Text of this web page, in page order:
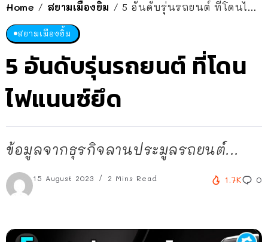
Home / สยามเมืองยิ้ม / 5 อันดับรุ่นรถยนต์ ที่โดนไฟแนนซ์ยึด
สยามเมืองยิ้ม
5 อันดับรุ่นรถยนต์ ที่โดน
ไฟแนนซ์ยึด
ข้อมูลจากธุรกิจลานประมูลรถยนต์...
15 August 2023 2 Mins Read 1.7K 0